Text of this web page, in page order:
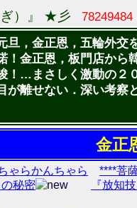
）』 ★彡 78249484
旦，金正恩，五輪外
！金正恩，板門店から
！…まさしく激動の２
が離せない．深い考察
金正
ゃらかんちゃら ****菩
の秘密
『放知